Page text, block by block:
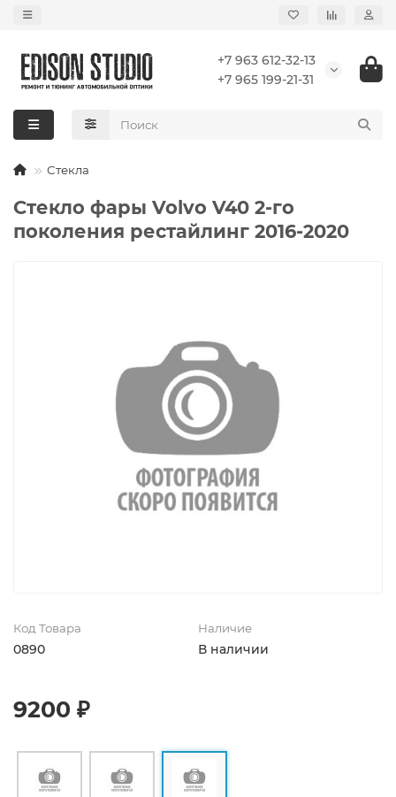
+7 963 612-32-13
+7 965 199-21-31
Стекла
Стекло фары Volvo V40 2-го
поколения рестайлинг 2016-2020
Код Товара
0890
Наличие
В наличии
9200 ₽